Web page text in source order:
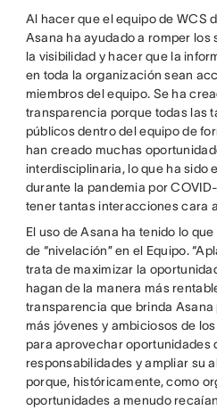
Al hacer que el equipo de WCS
Asana ha ayudado a romper los
la visibilidad y hacer que la
en toda la organización sean
miembros del equipo. Se ha
transparencia porque todas las
públicos dentro del equipo de
han creado muchas
interdisciplinaria, lo que ha sido
durante la pandemia por
tener tantas interacciones cara
El uso de Asana ha tenido lo
de “nivelación” en el Equipo.
trata de maximizar la
hagan de la manera más
transparencia que brinda
más jóvenes y ambiciosos de
para aprovechar oportunidades
responsabilidades y ampliar su
porque, históricamente, como
oportunidades a menudo